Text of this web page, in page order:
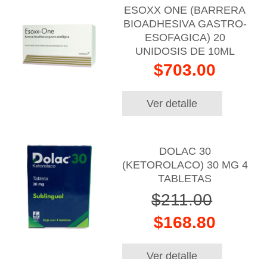
ESOXX ONE (BARRERA
BIOADHESIVA GASTRO-
ESOFAGICA) 20
UNIDOSIS DE 10ML
$703.00
Ver detalle
DOLAC 30
(KETOROLACO) 30 MG 4
TABLETAS
$211.00
$168.80
Ver detalle